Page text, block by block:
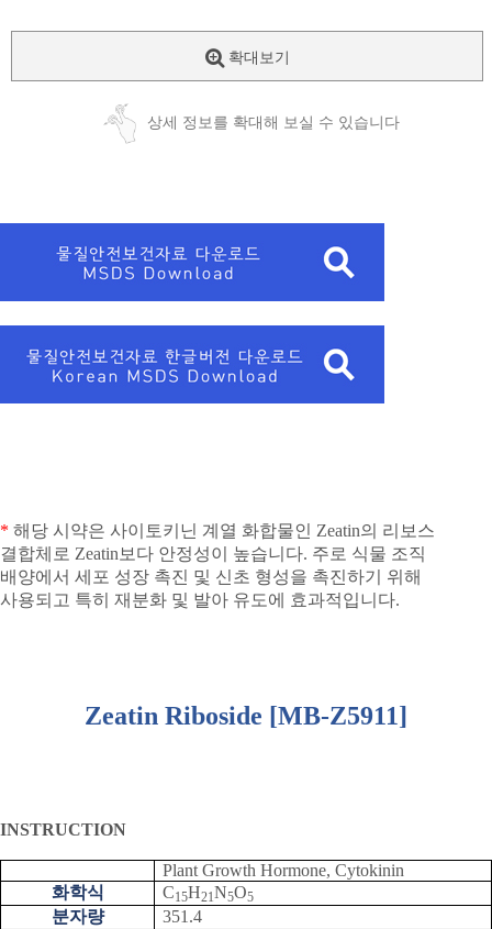
확대보기
상세 정보를 확대해 보실 수 있습니다
* 해당 시약은 사이토키닌 계열 화합물인 Zeatin의 리보스
결합체로 Zeatin 보다 안정성이 높습니다. 주로 식물 조직
배양에서 세포 성장 촉진 및 신초 형성을 촉진하기 위해
사용되고 특히 재분화 및 발아 유도에 효과적입니다.
Zeatin Riboside [MB-Z5911]
INSTRUCTION
Plant Growth Hormone, Cytokinin
화학식
C15H21N5O5
분자량
351.4